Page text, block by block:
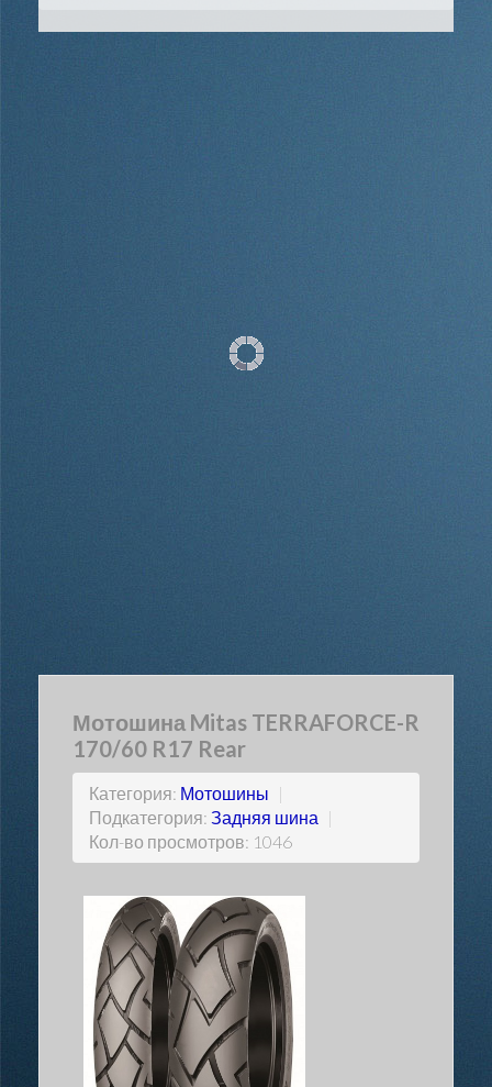
Мотошина Mitas TERRAFORCE-R
170/60 R17 Rear
Категория: Мотошины |
Подкатегория: Задняя шина |
Кол-во просмотров: 1046